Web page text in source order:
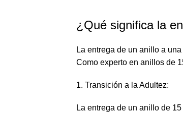
¿Qué significa la
La entrega de un anillo a
Como experto en anillos de
1. Transición a la Adultez:
La entrega de un anillo de